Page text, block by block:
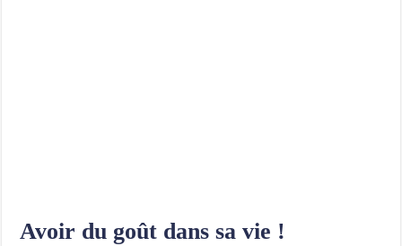
Avoir du goût dans sa vie !